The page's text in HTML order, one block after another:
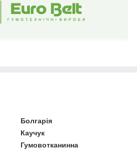
Болгарія
Каучук
Гумовотканинна